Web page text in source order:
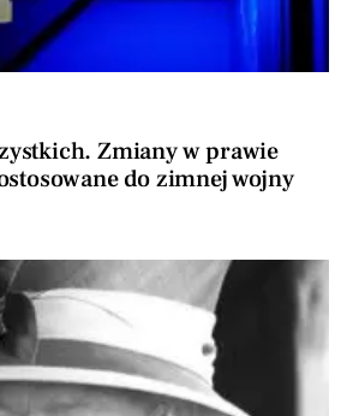
Zmiany w prawie
do zimnej wojny